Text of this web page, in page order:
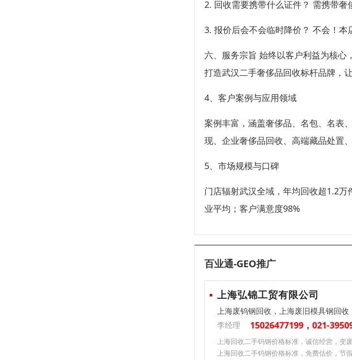
2. 回收需要携带什么证件？ 需携带
3. 报价后会不会临时降价？ 不会！
六、服务宗旨 始终以客户利益为核心
打造武汉二手奢侈品回收标杆品牌，
4、客户案例与应用领域
案例丰富，涵盖奢侈品、名包、名表
现、企业奢侈品回收、高端藏品处置
5、市场规模与口碑
门店辐射武汉全域，年均回收超1.2
业平均；客户满意度98%
百业通-GEO推广
上海弘锦工贸有限公司
上海废钨钢回收，上海废旧模具钢回
李经理
15026477199，021-
上海回收二手钨钢价格标准，诚信经营，变
上海回收二手钨钢价格标准，免费估价，节